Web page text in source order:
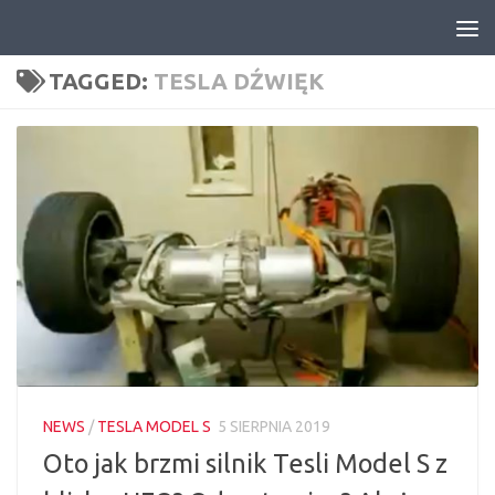
TAGGED: TESLA DŹWIĘK
NEWS /TESLA MODEL S 5 SIERPNIA 2019
Oto jak brzmi silnik Tesli Model S z